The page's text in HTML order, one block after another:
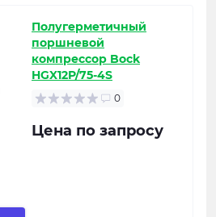
Полугерметичный
поршневой
компрессор Bock
HGX12P/75-4S
0
Цена по запросу